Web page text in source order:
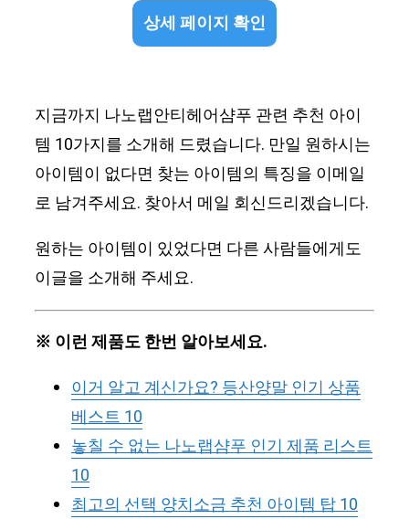
상세 페이지 확인
지금까지 나노랩안티헤어샴푸 관련 추천 아이
템 10가지를 소개해 드렸습니다. 만일 원하시는
아이템이 없다면 찾는 아이템의 특징을 이메일
로 남겨주세요. 찾아서 메일 회신드리겠습니다.
원하는 아이템이 있었다면 다른 사람들에게도
이글을 소개해 주세요.
※ 이런 제품도 한번 알아보세요.
이거 알고 계신가요? 등산양말 인기 상품
베스트 10
놓칠 수 없는 나노랩샴푸 인기 제품 리스트
10
최고의 선택 양치소금 추천 아이템 탑 10